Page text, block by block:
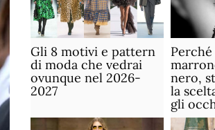
Gli 8 motivi e pattern
di moda che vedrai
ovunque nel 2026-
2027
nero,
la
gli